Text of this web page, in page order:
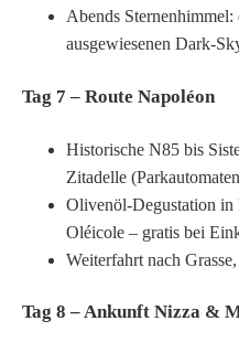
Abends Sternenhimmel:
ausgewiesenen Dark-
Tag 7 – Route Napoléon
Historische N85 bis
Zitadelle
Olivenöl-Degustation in
Oléicole – gratis bei
Weiterfahrt nach
Tag 8 – Ankunft Nizza &